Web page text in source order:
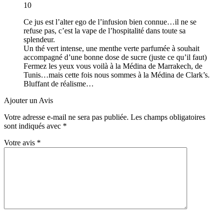
10
Ce jus est l’alter ego de l’infusion bien connue…il ne se
refuse pas, c’est la vape de l’hospitalité dans toute sa
splendeur.
Un thé vert intense, une menthe verte parfumée à souhait
accompagné d’une bonne dose de sucre (juste ce qu’il faut)
Fermez les yeux vous voilà à la Médina de Marrakech, de
Tunis…mais cette fois nous sommes à la Médina de Clark’s.
Bluffant de réalisme…
Ajouter un Avis
Votre adresse e-mail ne sera pas publiée. Les champs obligatoires
sont indiqués avec *
Votre avis *